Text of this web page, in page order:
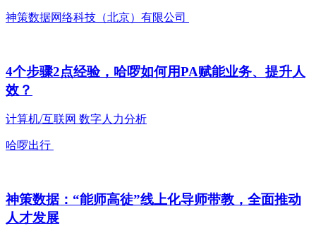
神策数据网络科技（北京）有限公司
4个步骤2点经验，哈啰如何用PA赋能业务、提升人
效？
计算机/互联网 数字人力分析
哈啰出行
神策数据：“能师高徒”线上化导师带教，全面推动
人才发展